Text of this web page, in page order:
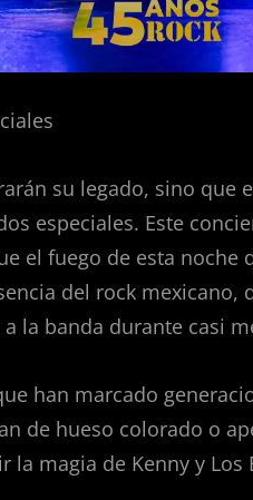
su legado, sino que
especiales. Este
el fuego de esta noche
del rock mexicano,
la banda durante casi
han marcado
de hueso colorado o
magia de Kenny y